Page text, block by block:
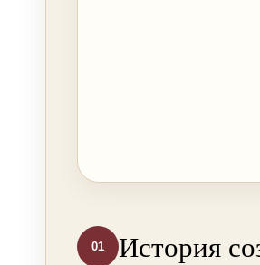
01
История